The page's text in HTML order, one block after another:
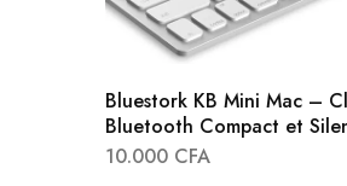
Bluestork KB Mini Mac –
Bluetooth Compact et
10.000 CFA